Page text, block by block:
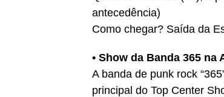
antecedência)
Como chegar? Saída da
• Show da Banda 365 na
A banda de punk rock
principal do Top Center